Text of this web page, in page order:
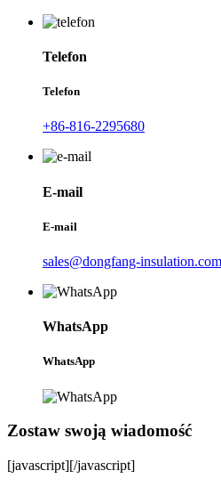
Telefon
Telefon
+86-816-2295680
E-mail
E-mail
sales@dongfang-insulation.com
WhatsApp
WhatsApp
Zostaw swoją wiadomość
[javascript][/javascript]